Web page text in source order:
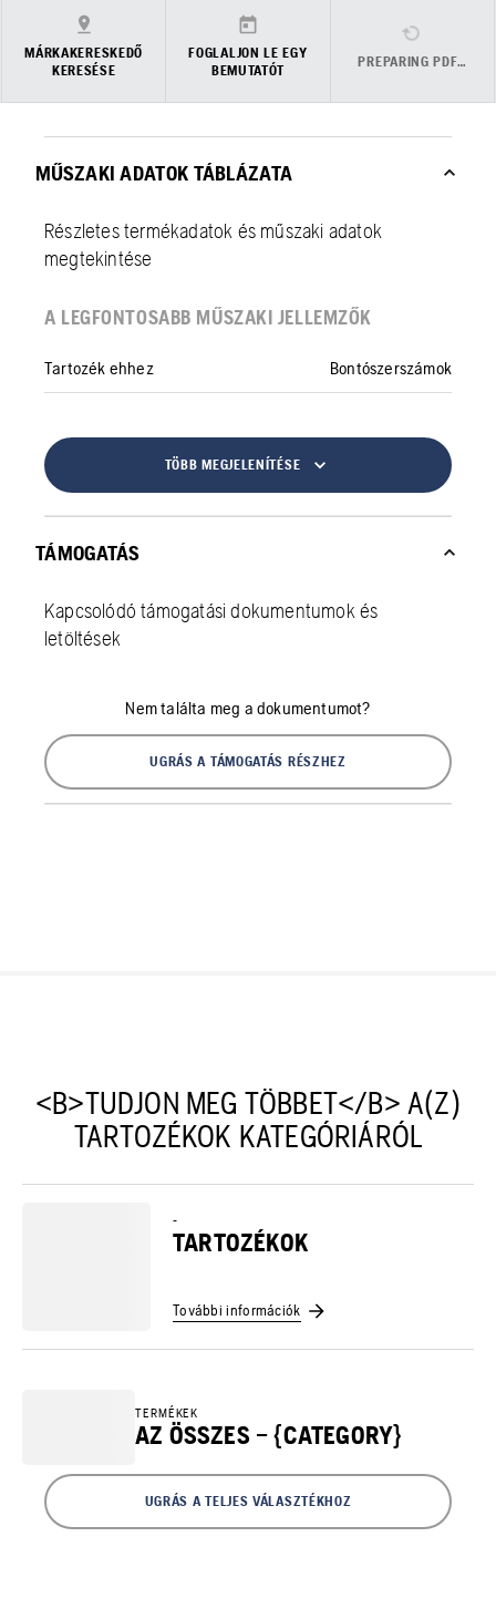
MÁRKAKERESKEDŐ
KERESÉSE
FOGLALJON LE EGY
BEMUTATÓT
PREPARING PDF…
MŰSZAKI ADATOK TÁBLÁZATA
Részletes termékadatok és műszaki adatok
megtekintése
A LEGFONTOSABB MŰSZAKI JELLEMZŐK
Tartozék ehhez Bontószerszámok
TÖBB MEGJELENÍTÉSE
TÁMOGATÁS
Kapcsolódó támogatási dokumentumok és
letöltések
Nem találta meg a dokumentumot?
UGRÁS A TÁMOGATÁS RÉSZHEZ
<B>TUDJON MEG TÖBBET</B> A(Z)
TARTOZÉKOK KATEGÓRIÁRÓL
-
TARTOZÉKOK
További információk
TERMÉKEK
AZ ÖSSZES – {CATEGORY}
UGRÁS A TELJES VÁLASZTÉKHOZ